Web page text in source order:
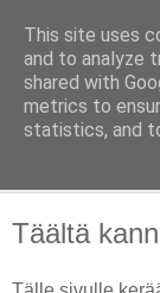
Taloja
[ Sisustaa ] [
Täältä
This site uses
and to analyze
shared with
metrics to
statistics, and